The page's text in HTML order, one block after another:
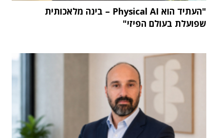
"העתיד הוא Physical AI – בינה מלאכותית
שפועלת בעולם הפיזי"